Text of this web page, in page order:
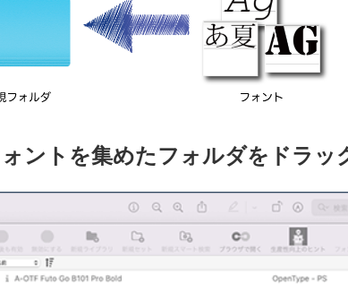
ントを集めたフォルダをドラッ